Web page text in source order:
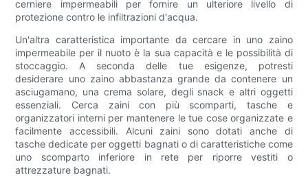
cerniere impermeabili per fornire un ulteriore livello di
protezione contro le infiltrazioni d'acqua.
Un'altra caratteristica importante da cercare in uno zaino
impermeabile per il nuoto è la sua capacità e le possibilità di
stoccaggio. A seconda delle tue esigenze, potresti
desiderare uno zaino abbastanza grande da contenere un
asciugamano, una crema solare, degli snack e altri oggetti
essenziali. Cerca zaini con più scomparti, tasche e
organizzatori interni per mantenere le tue cose organizzate e
facilmente accessibili. Alcuni zaini sono dotati anche di
tasche dedicate per oggetti bagnati o di caratteristiche come
uno scomparto inferiore in rete per riporre vestiti o
attrezzature bagnati.